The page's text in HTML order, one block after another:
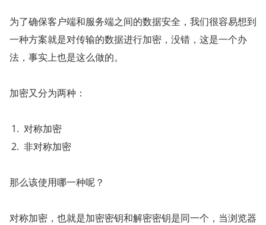
为了确保客户端和服务端之间的数据安全，我们很容易想到
一种方案就是对传输的数据进行加密，没错，这是一个办
法，事实上也是这么做的。
加密又分为两种：
对称加密
非对称加密
那么该使用哪一种呢？
对称加密，也就是加密密钥和解密密钥是同一个，当浏览器